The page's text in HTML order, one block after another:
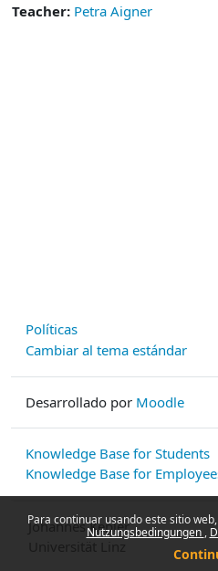
Para continuar usando este sitio
Nutzungsbedingungen
Teacher: Petra Aigner
Políticas
Cambiar al tema estándar
Desarrollado por Moodle
Knowledge Base for Students
Knowledge Base for
Johannes Kepler